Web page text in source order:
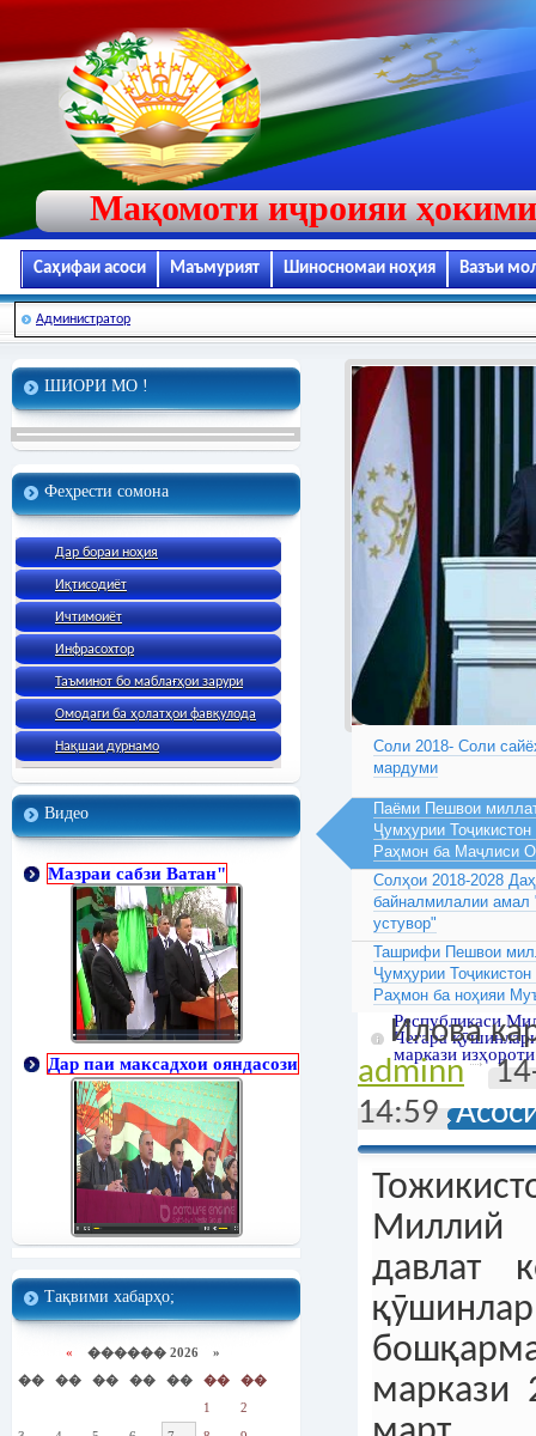
Мақомоти иҷроияи
Саҳифаи асоси Маъмурият Шиносномаи ноҳия Вазъи
Администратор
ШИОРИ МО !
Феҳрести сомона
Дар бораи ноҳия
Иқтисодиёт
Ичтимоиёт
Инфрасохтор
Таъминот бо маблағҳои зарури
Омодаги ба ҳолатҳои фавқулода
Нақшаи дурнамо
Видео
Мазраи сабзи Ватан"
Дар паи максадхои ояндасози
Тақвими хабарҳо;
« ������ 2026 »
��
�� �� �� �� ��
��
1
2
Соли 2018- Соли
мардуми
Паёми Пешвои
Ҷумҳурии
Раҳмон ба Маҷлиси
Солҳои 2018-2028
байналмилалии
устувор"
Ташрифи Пешвои
Ҷумҳурии
Раҳмон ба ноҳияи
Республикаси
Чегара
маркази изҳороти
Илова
adminn
14:59
давлат
маркази